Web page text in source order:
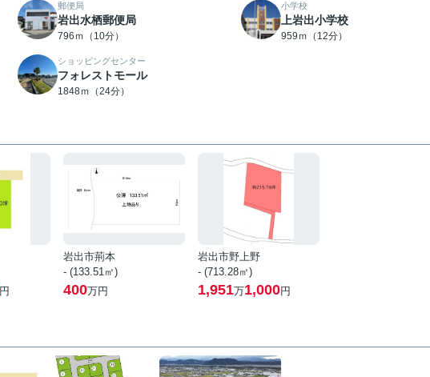
郵便局
岩出水栖郵便局
796ｍ（10分）
小学校
上岩出小学校
959ｍ（12分）
ショッピングセンター
フォレストモール
1848ｍ（24分）
円
岩出市荊本
- (133.51㎡)
400万円
岩出市野上野
- (713.28㎡)
1,951万1,000円